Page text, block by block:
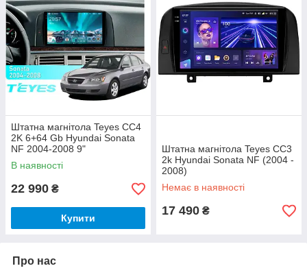
Штатна магнітола Teyes CC4
2K 6+64 Gb Hyundai Sonata
NF 2004-2008 9"
В наявності
22 990 ₴
Купити
Штатна магнітола Teyes CC3
2k Hyundai Sonata NF (2004 -
2008)
Немає в наявності
17 490 ₴
Про нас